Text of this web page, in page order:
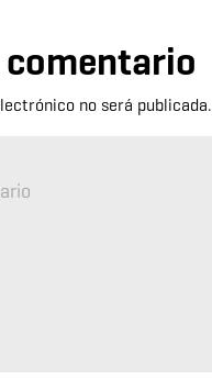
comentario
no será publicada.